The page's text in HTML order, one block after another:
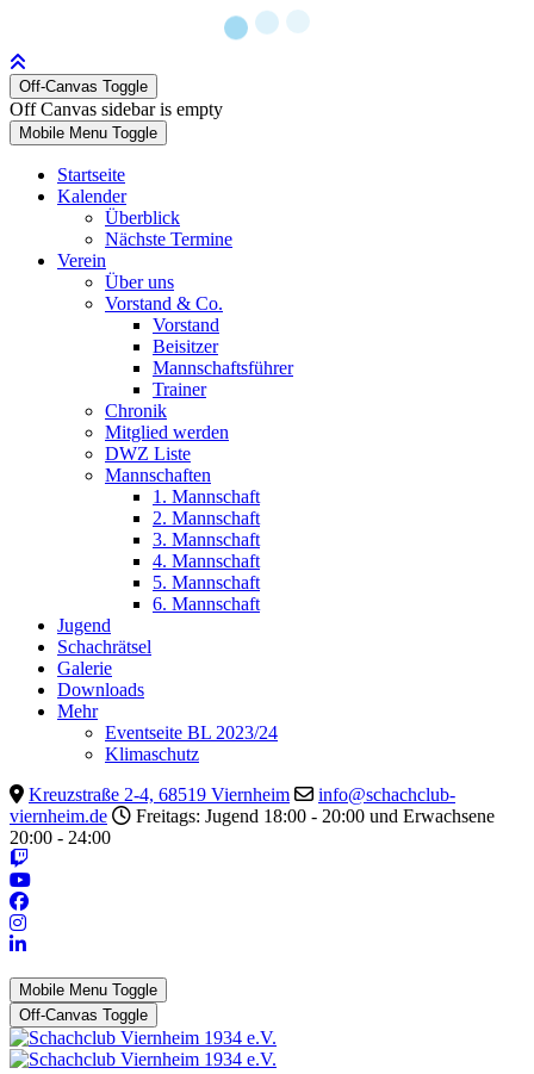
Off-Canvas Toggle
Off Canvas sidebar is empty
Mobile Menu Toggle
Startseite
Kalender
Überblick
Nächste Termine
Verein
Über uns
Vorstand & Co.
Vorstand
Beisitzer
Mannschaftsführer
Trainer
Chronik
Mitglied werden
DWZ Liste
Mannschaften
1. Mannschaft
2. Mannschaft
3. Mannschaft
4. Mannschaft
5. Mannschaft
6. Mannschaft
Jugend
Schachrätsel
Galerie
Downloads
Mehr
Eventseite BL 2023/24
Klimaschutz
Kreuzstraße 2-4, 68519 Viernheim
info@schachclub-
viernheim.de
Freitags: Jugend 18:00 - 20:00 und Erwachsene
20:00 - 24:00
Mobile Menu Toggle
Off-Canvas Toggle